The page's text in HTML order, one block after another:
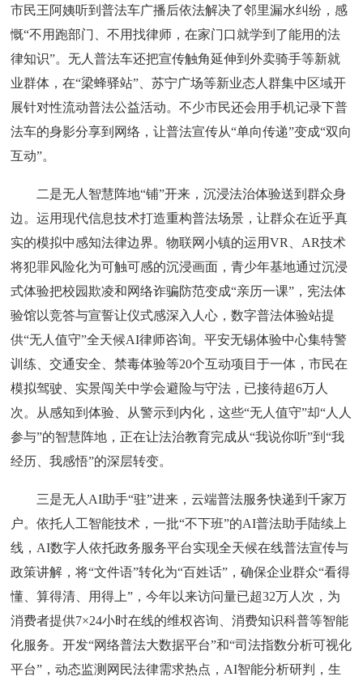
市民王阿姨听到普法车广播后依法解决了邻里漏水纠纷，感
慨“不用跑部门、不用找律师，在家门口就学到了能用的法
律知识”。无人普法车还把宣传触角延伸到外卖骑手等新就
业群体，在“梁蜂驿站”、苏宁广场等新业态人群集中区域开
展针对性流动普法公益活动。不少市民还会用手机记录下普
法车的身影分享到网络，让普法宣传从“单向传递”变成“双向
互动”。
二是无人智慧阵地“铺”开来，沉浸法治体验送到群众身
边。运用现代信息技术打造重构普法场景，让群众在近乎真
实的模拟中感知法律边界。物联网小镇的运用VR、AR技术
将犯罪风险化为可触可感的沉浸画面，青少年基地通过沉浸
式体验把校园欺凌和网络诈骗防范变成“亲历一课”，宪法体
验馆以竞答与宣誓让仪式感深入人心，数字普法体验站提
供“无人值守”全天候AI律师咨询。平安无锡体验中心集特警
训练、交通安全、禁毒体验等20个互动项目于一体，市民在
模拟驾驶、实景闯关中学会避险与守法，已接待超6万人
次。从感知到体验、从警示到内化，这些“无人值守”却“人人
参与”的智慧阵地，正在让法治教育完成从“我说你听”到“我
经历、我感悟”的深层转变。
三是无人AI助手“驻”进来，云端普法服务快递到千家万
户。依托人工智能技术，一批“不下班”的AI普法助手陆续上
线，AI数字人依托政务服务平台实现全天候在线普法宣传与
政策讲解，将“文件语”转化为“百姓话”，确保企业群众“看得
懂、算得清、用得上”，今年以来访问量已超32万人次，为
消费者提供7×24小时在线的维权咨询、消费知识科普等智能
化服务。开发“网络普法大数据平台”和“司法指数分析可视化
平台”，动态监测网民法律需求热点，AI智能分析研判，生